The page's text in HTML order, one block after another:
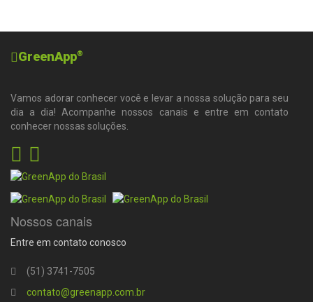
GreenApp®
Vamos adorar conhecer você e levar a nossa solução para seu
dia a dia! Acompanhe nossos canais e entre em contato
conhecer nossas soluções.
Nossos canais
Entre em contato conosco
(51) 3741-7505
contato@greenapp.com.br